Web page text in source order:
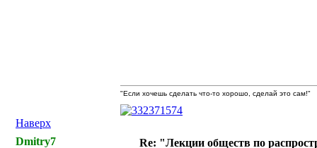
Наверх
"Если хочешь сделать что-то хорошо, сделай это сам!"
Dmitry7
Re: "Лекции обществ по